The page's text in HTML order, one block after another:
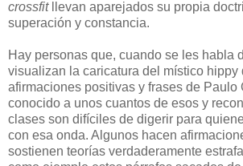
crossfitllevan aparejados su propia
superación y constancia.
Hay personas que, cuando se les habla
visualizan la caricatura del místico hippy
afirmaciones positivas y frases de Paulo
conocido a unos cuantos de esos y
clases son difíciles de digerir para
con esa onda. Algunos hacen
sostienen teorías verdaderamente